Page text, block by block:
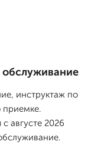
обслуживание
инструктаж по
августе 2026